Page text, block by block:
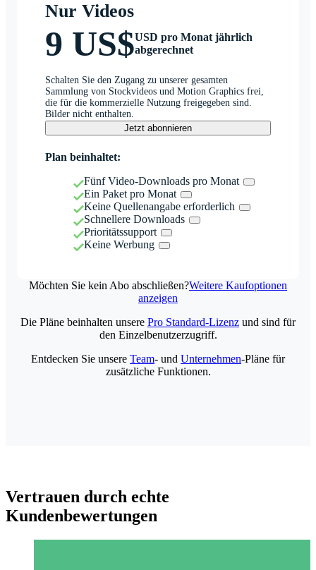
Nur Videos
9 US$USD pro Monat jährlich
abgerechnet
Schalten Sie den Zugang zu unserer gesamten
Sammlung von Stockvideos und Motion Graphics frei,
die für die kommerzielle Nutzung freigegeben sind.
Bilder nicht enthalten.
Jetzt abonnieren
Plan beinhaltet:
Fünf Video-Downloads pro Monat
Ein Paket pro Monat
Keine Quellenangabe erforderlich
Schnellere Downloads
Prioritätssupport
Keine Werbung
Möchten Sie kein Abo abschließen?Weitere Kaufoptionen
anzeigen
Die Pläne beinhalten unsere Pro Standard-Lizenz und sind für
den Einzelbenutzerzugriff.
Entdecken Sie unsere Team- und Unternehmen-Pläne für
zusätzliche Funktionen.
Vertrauen durch echte
Kundenbewertungen